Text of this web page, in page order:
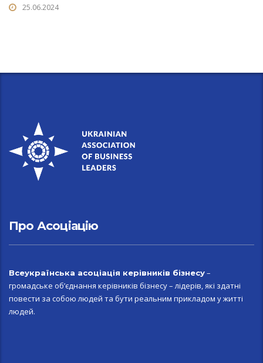
25.06.2024
Про Асоціацію
Всеукраїнська асоціація керівників бізнесу–
громадське об’єднання керівників бізнесу – лідерів, які здатні
повести за собою людей та бути реальним прикладом у житті
людей.